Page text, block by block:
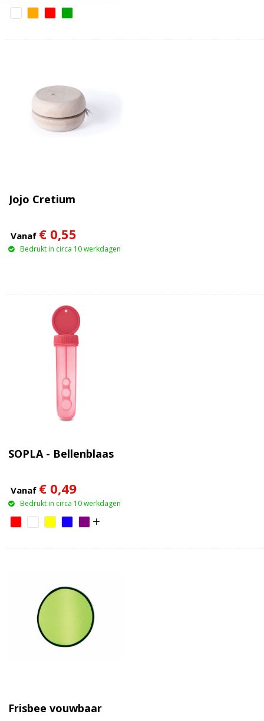
Jojo Cretium
Vanaf € 0,55
Bedrukt in circa 10 werkdagen
SOPLA - Bellenblaas
Vanaf € 0,49
Bedrukt in circa 10 werkdagen
Frisbee vouwbaar